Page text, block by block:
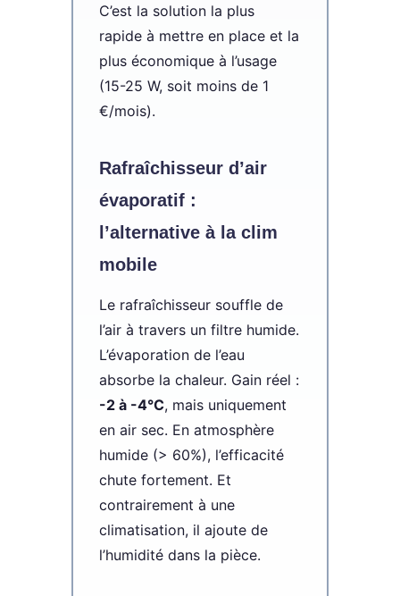
C’est la solution la plus
rapide à mettre en place et la
plus économique à l’usage
(15-25 W, soit moins de 1
€/mois).
Rafraîchisseur d’air
évaporatif :
l’alternative à la clim
mobile
Le rafraîchisseur souffle de
l’air à travers un filtre humide.
L’évaporation de l’eau
absorbe la chaleur. Gain réel :
-2 à -4°C, mais uniquement
en air sec. En atmosphère
humide (> 60%), l’efficacité
chute fortement. Et
contrairement à une
climatisation, il ajoute de
l’humidité dans la pièce.